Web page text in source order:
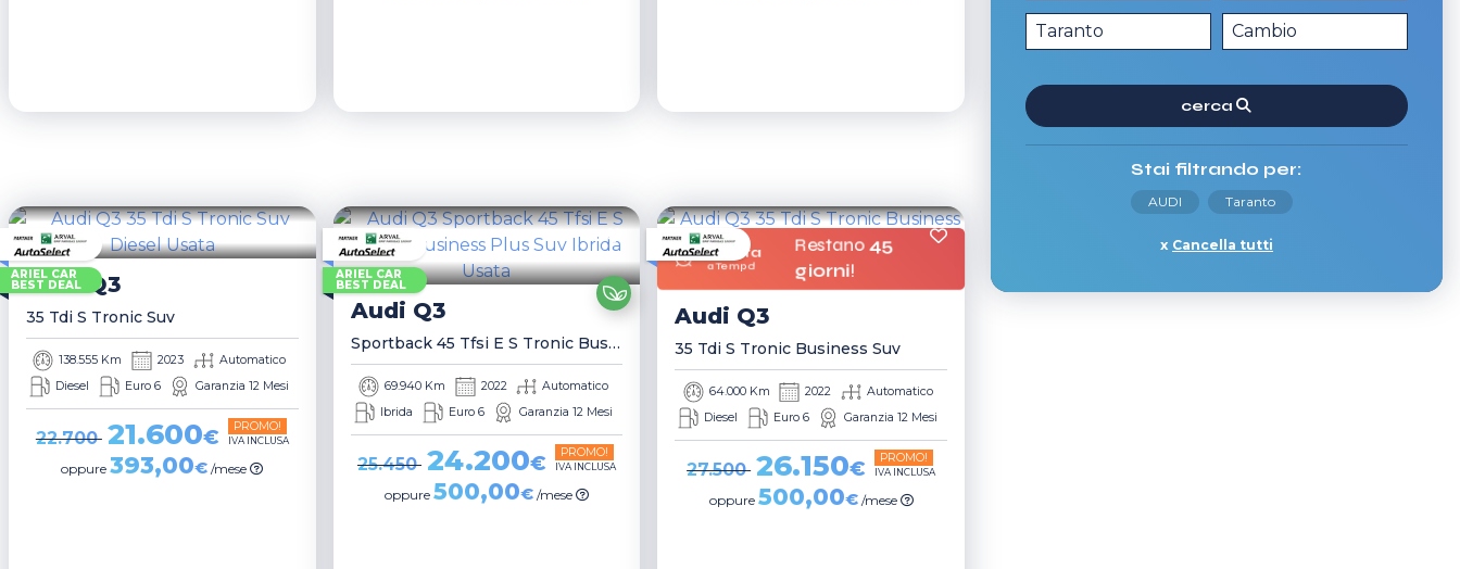
ARIEL CAR
BEST DEAL
Audi Q3
35 Tdi S Tronic Suv
138.555 Km 2023
Automatico
Diesel
Euro 6 Garanzia 12 Mesi
22.700 21.600€ PROMO!
IVA INCLUSA
oppure393,00€ /mese
ARIEL CAR
BEST DEAL
Audi Q3
Sportback 45 Tfsi E S Tronic Business Plus Suv
69.940 Km 2022
Automatico
Ibrida
Euro 6 Garanzia 12 Mesi
25.450 24.200€ PROMO!
IVA INCLUSA
oppure 500,00€ /mese
Offerta
a Tempo!
Restano45
giorni!
Audi Q3
35 Tdi S Tronic Business Suv
64.000 Km 2022
Automatico
Diesel
Euro 6 Garanzia 12 Mesi
27.500 26.150€ PROMO!
IVA INCLUSA
oppure 500,00€ /mese
cerca
Stai filtrando per:
AUDI Taranto
Cancella tutti